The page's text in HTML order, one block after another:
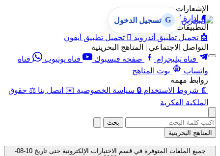
الإشعارات
🔔
إدارة الإشعارات
التطبيقات
🤖 تحميل تطبيق أندرويد  تحميل تطبيق آيفون
التواصل الاجتماعي | المناهج البحرينية
قناة تيليجرام
صفحة فيسبوك قناة يوتيوب
قناة
واتساب
بوت المناهج
روابط مهمة
📄 شروط الاستخدام 🔒 سياسة الخصوصية ✉️ اتصل بنا ⚖️ حقوق
الملكية الفكرية
G تسجيل الدخول
بحث
المناهج البحرينية
جميع الملفات المتوفرة في قسم الاختبارات الإلكترونية حتى تاريخ 10-08-